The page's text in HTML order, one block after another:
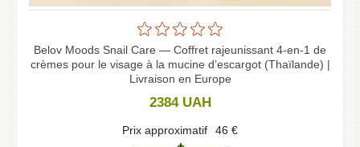
Belov Moods Snail Care — Coffret rajeunissant 4-en-1 de
crèmes pour le visage à la mucine d’escargot (Thaïlande) |
Livraison en Europe
2384 UAH
Prix approximatif 46 €